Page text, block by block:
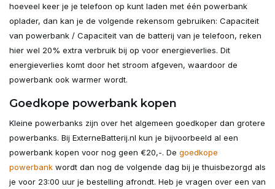
hoeveel keer je je telefoon op kunt laden met één powerbank
oplader, dan kan je de volgende rekensom gebruiken: Capaciteit
van powerbank / Capaciteit van de batterij van je telefoon, reken
hier wel 20% extra verbruik bij op voor energieverlies. Dit
energieverlies komt door het stroom afgeven, waardoor de
powerbank ook warmer wordt.
Goedkope powerbank kopen
Kleine powerbanks zijn over het algemeen goedkoper dan grotere
powerbanks. Bij ExterneBatterij.nl kun je bijvoorbeeld al een
powerbank kopen voor nog geen €20,-. De goedkope
powerbank wordt dan nog de volgende dag bij je thuisbezorgd als
je voor 23:00 uur je bestelling afrondt. Heb je vragen over een van